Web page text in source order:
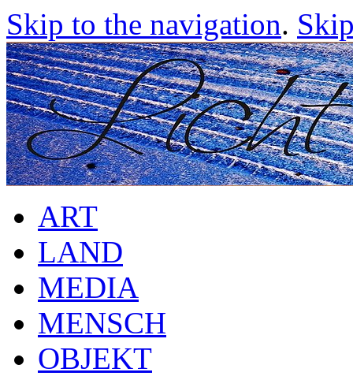
Skip to the navigation.
ART
LAND
MEDIA
MENSCH
OBJEKT